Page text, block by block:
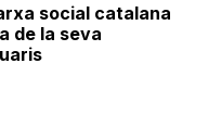
social catalana
de la seva